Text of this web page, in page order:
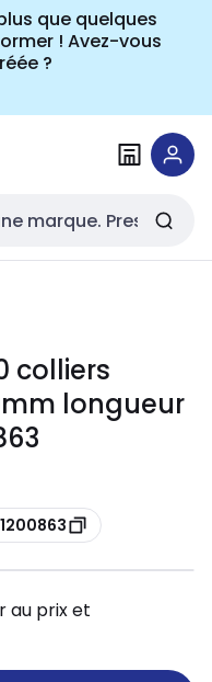
que quelques
! Avez-vous
?
colliers
longueur
au prix et